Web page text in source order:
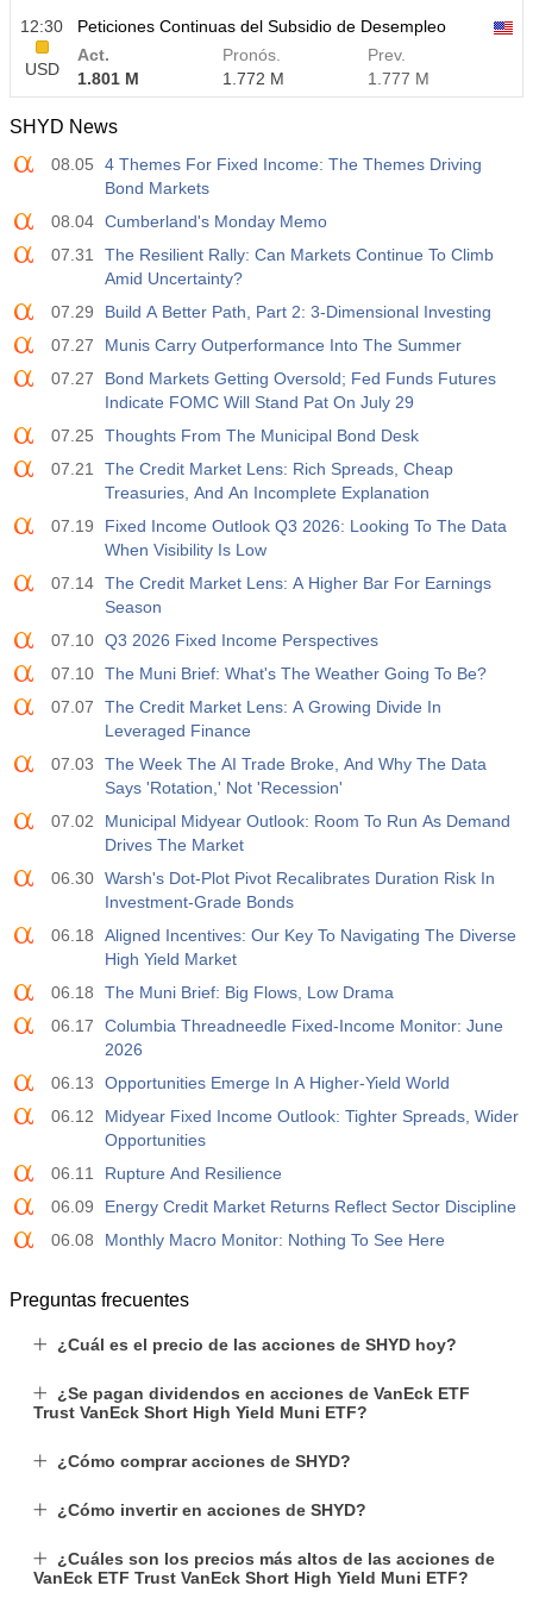
12:30
USD
Peticiones Continuas del Subsidio de Desempleo
Act.
1.801 M
Pronós.
1.772 M
Prev.
1.777 M
SHYD News
08.05
4 Themes For Fixed Income: The Themes Driving
Bond Markets
08.04 Cumberland's Monday Memo
07.31
The Resilient Rally: Can Markets Continue To Climb
Amid Uncertainty?
07.29
Build A Better Path, Part 2: 3-Dimensional Investing
07.27
Munis Carry Outperformance Into The Summer
07.27
Bond Markets Getting Oversold; Fed Funds Futures
Indicate FOMC Will Stand Pat On July 29
07.25
Thoughts From The Municipal Bond Desk
07.21
The Credit Market Lens: Rich Spreads, Cheap
Treasuries, And An Incomplete Explanation
07.19
Fixed Income Outlook Q3 2026: Looking To The Data
When Visibility Is Low
07.14 The Credit Market Lens: A Higher Bar For Earnings
Season
07.10 Q3 2026 Fixed Income Perspectives
07.10 The Muni Brief: What's The Weather Going To Be?
07.07
The Credit Market Lens: A Growing Divide In
Leveraged Finance
07.03
The Week The AI Trade Broke, And Why The Data
Says 'Rotation,' Not 'Recession'
07.02
Municipal Midyear Outlook: Room To Run As Demand
Drives The Market
06.30 Warsh's Dot-Plot Pivot Recalibrates Duration Risk In
Investment-Grade Bonds
06.18
Aligned Incentives: Our Key To Navigating The Diverse
High Yield Market
06.18
The Muni Brief: Big Flows, Low Drama
06.17
Columbia Threadneedle Fixed-Income Monitor: June
2026
06.13
Opportunities Emerge In A Higher-Yield World
06.12
Midyear Fixed Income Outlook: Tighter Spreads, Wider
Opportunities
06.11
Rupture And Resilience
06.09
Energy Credit Market Returns Reflect Sector Discipline
06.08
Monthly Macro Monitor: Nothing To See Here
Preguntas frecuentes
¿Cuál es el precio de las acciones de SHYD hoy?
¿Se pagan dividendos en acciones de VanEck ETF
Trust VanEck Short High Yield Muni ETF?
¿Cómo comprar acciones de SHYD?
¿Cómo invertir en acciones de SHYD?
¿Cuáles son los precios más altos de las acciones de
VanEck ETF Trust VanEck Short High Yield Muni ETF?